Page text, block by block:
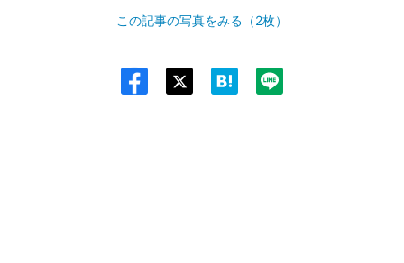
この記事の写真をみる（2枚）